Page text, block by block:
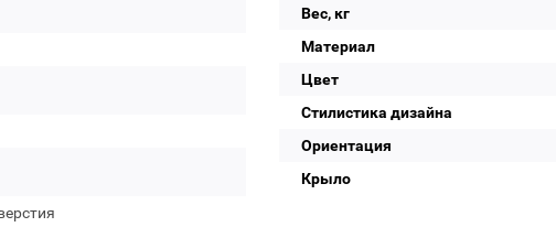
Вес, кг
Материал
Цвет
Стилистика дизайна
Ориентация
Крыло